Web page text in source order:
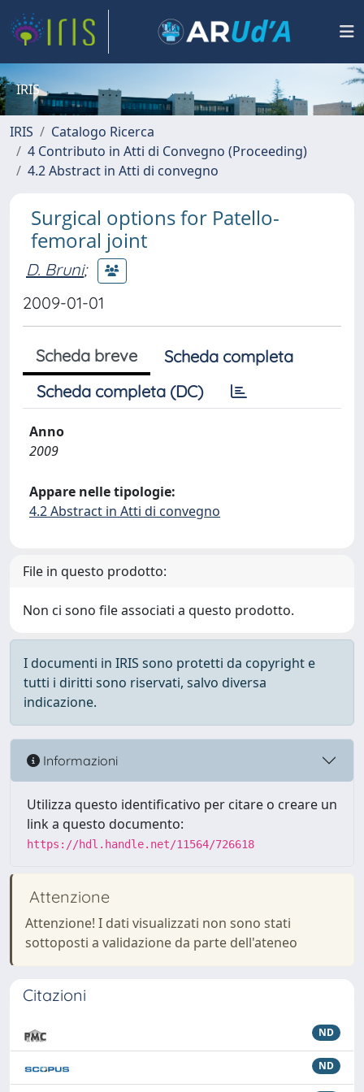
IRIS
IRIS
Catalogo Ricerca
4 Contributo in Atti di Convegno (Proceeding)
4.2 Abstract in Atti di convegno
Surgical options for Patello-
femoral joint
D. Bruni;
2009-01-01
Scheda breve
Scheda completa
Scheda completa (DC)
Anno
2009
Appare nelle tipologie:
4.2 Abstract in Atti di convegno
File in questo prodotto:
Non ci sono file associati a questo prodotto.
I documenti in IRIS sono protetti da copyright e
tutti i diritti sono riservati, salvo diversa
indicazione.
Informazioni
Utilizza questo identificativo per citare o creare un
link a questo documento:
https://hdl.handle.net/11564/726618
Attenzione
Attenzione! I dati visualizzati non sono stati
sottoposti a validazione da parte dell'ateneo
Citazioni
ND
ND